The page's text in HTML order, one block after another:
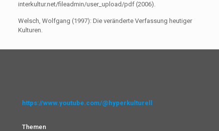
interkultur.net/fileadmin/user_upload/pdf (2006).
Welsch, Wolfgang (1997): Die veränderte Verfassung heutiger
Kulturen.
https://www.youtube.com/@hyperkulturell
Themen